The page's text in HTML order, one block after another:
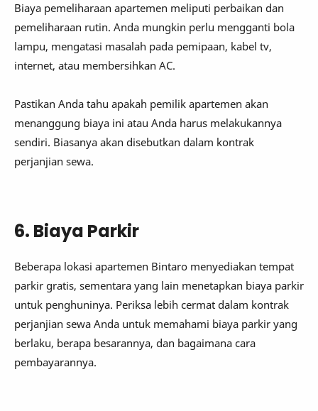
Biaya pemeliharaan apartemen meliputi perbaikan dan
pemeliharaan rutin. Anda mungkin perlu mengganti bola
lampu, mengatasi masalah pada pemipaan, kabel tv,
internet, atau membersihkan AC.
Pastikan Anda tahu apakah pemilik apartemen akan
menanggung biaya ini atau Anda harus melakukannya
sendiri. Biasanya akan disebutkan dalam kontrak
perjanjian sewa.
6. Biaya Parkir
Beberapa lokasi apartemen Bintaro menyediakan tempat
parkir gratis, sementara yang lain menetapkan biaya parkir
untuk penghuninya. Periksa lebih cermat dalam kontrak
perjanjian sewa Anda untuk memahami biaya parkir yang
berlaku, berapa besarannya, dan bagaimana cara
pembayarannya.